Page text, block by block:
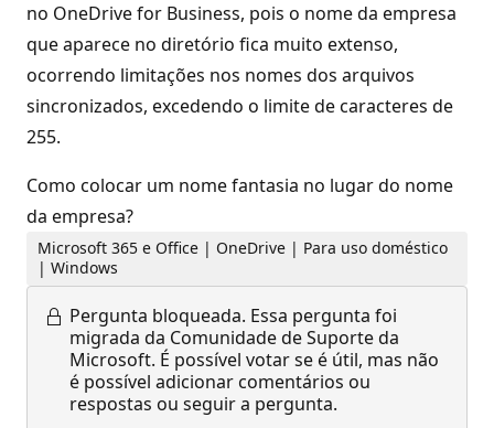
no OneDrive for Business, pois o nome da empresa
que aparece no diretório fica muito extenso,
ocorrendo limitações nos nomes dos arquivos
sincronizados, excedendo o limite de caracteres de
255.
Como colocar um nome fantasia no lugar do nome
da empresa?
Microsoft 365 e Office | OneDrive | Para uso doméstico
| Windows
Pergunta bloqueada. Essa pergunta foi
migrada da Comunidade de Suporte da
Microsoft. É possível votar se é útil, mas não
é possível adicionar comentários ou
respostas ou seguir a pergunta.